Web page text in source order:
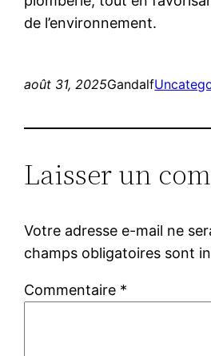
de l’environnement.
août 31, 2025Gandalf
Laisser un
Votre adresse e-mail ne
champs obligatoires sont
Commentaire *